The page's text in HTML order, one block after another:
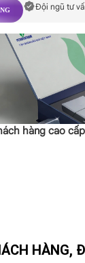
Đội ngũ tư
hàng cao
HÀNG,